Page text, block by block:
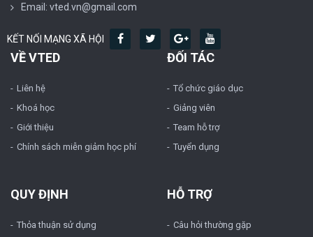
Email: vted.vn@gmail.com
KẾT NỐI MẠNG XÃ HỘI
VỀ VTED
Liên hệ
Khoá học
Giới thiệu
Chính sách miễn giảm học phí
ĐỐI TÁC
Tổ chức giáo dục
Giảng viên
Team hỗ trợ
Tuyển dụng
QUY ĐỊNH
Thỏa thuận sử dụng
HỖ TRỢ
Câu hỏi thường gặp